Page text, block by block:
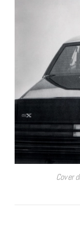
Cover